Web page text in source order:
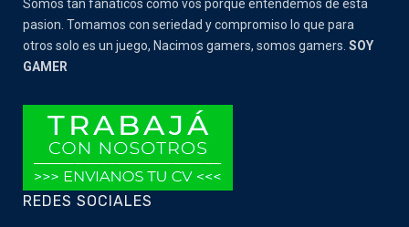
Somos tan fanáticos como vos porque entendemos de esta
pasion. Tomamos con seriedad y compromiso lo que para
otros solo es un juego, Nacimos gamers, somos gamers. SOY
GAMER
REDES SOCIALES